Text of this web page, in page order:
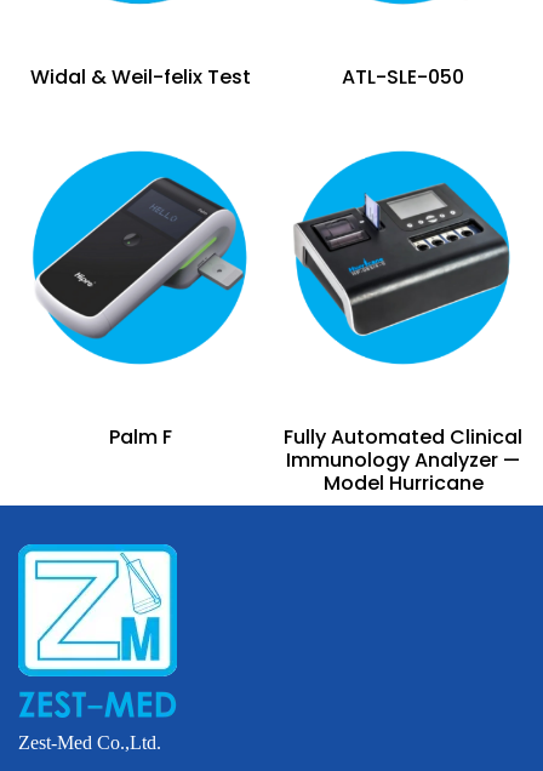
Widal & Weil-felix Test ATL-SLE-050
Palm F
Fully Automated Clinical
Immunology Analyzer —
Model Hurricane
Zest-Med Co.,Ltd.